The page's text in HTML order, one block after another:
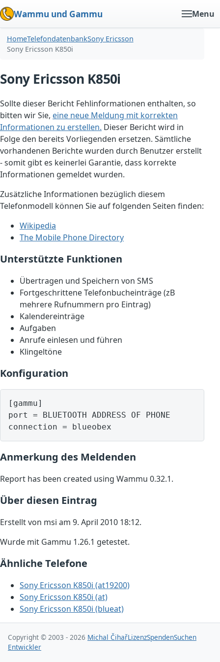
Wammu und Gammu Menu
HomeTelefondatenbankSony Ericsson
Sony Ericsson K850i
Sony Ericsson K850i
Sollte dieser Bericht Fehlinformationen enthalten, so
bitten wir Sie, eine neue Meldung mit korrekten
Informationen zu erstellen. Dieser Bericht wird in
Folge den bereits Vorliegenden ersetzen. Sämtliche
vorhandenen Berichte wurden durch Benutzer erstellt
- somit gibt es keinerlei Garantie, dass korrekte
Informationen gemeldet wurden.
Zusätzliche Informationen bezüglich diesem
Telefonmodell können Sie auf folgenden Seiten finden:
Wikipedia
The Mobile Phone Directory
Unterstützte Funktionen
Übertragen und Speichern von SMS
Fortgeschrittene Telefonbucheinträge (zB
mehrere Rufnummern pro Eintrag)
Kalendereinträge
Aufgaben
Anrufe einlesen und führen
Klingeltöne
Konfiguration
[gammu]
port = BLUETOOTH ADDRESS OF PHONE
Anmerkung des Meldenden
Report has been created using Wammu 0.32.1.
Über diesen Eintrag
Erstellt von msi am 9. April 2010 18:12.
Wurde mit Gammu 1.26.1 getestet.
Ähnliche Telefone
Sony Ericsson K850i (at19200)
Sony Ericsson K850i (at)
Sony Ericsson K850i (blueat)
Copyright © 2003 - 2026 Michal ČihařLizenzSpendenSuchen
Entwickler